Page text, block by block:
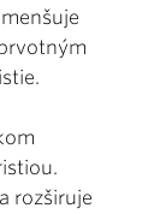
rozširuje